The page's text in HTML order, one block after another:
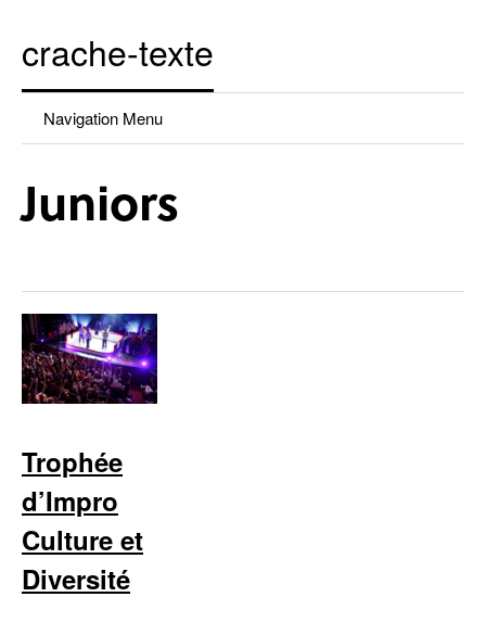
crache-texte
Navigation Menu
Juniors
Trophée
d’Impro
Culture et
Diversité